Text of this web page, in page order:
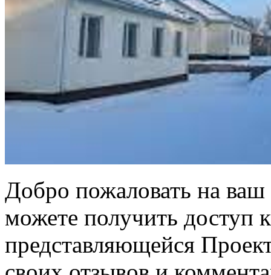
Добро пожаловать на
можете получить доступ
представляющейся